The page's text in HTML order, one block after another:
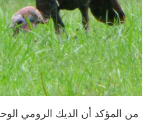
من المؤكد أن الديك الرومي